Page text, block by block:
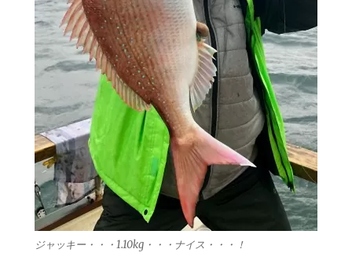
ジャッキー・・・1.10kg・・・ナイス・・・！